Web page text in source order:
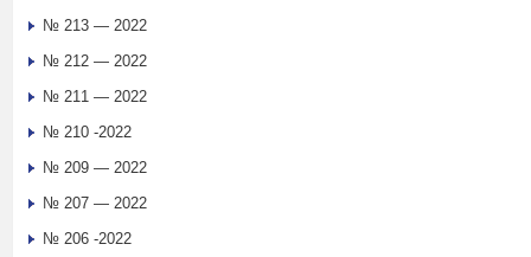
№ 213 — 2022
№ 212 — 2022
№ 211 — 2022
№ 210 -2022
№ 209 — 2022
№ 207 — 2022
№ 206 -2022